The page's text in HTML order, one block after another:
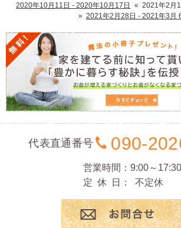
2020年10月11日 - 2020年10月17日 « 2021年2月
» 2021年2月28日 - 2021年3月
代表直通番号 090-
営業時間
9:00～17:30
定休日
不定休